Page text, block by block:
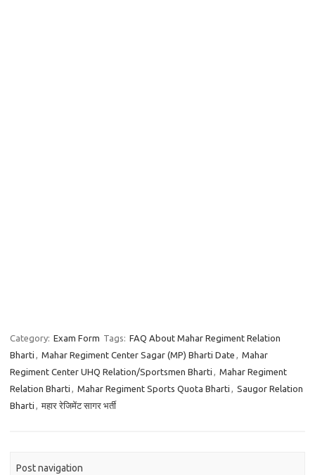
Category: Exam Form Tags: FAQ About Mahar Regiment Relation
Bharti , Mahar Regiment Center Sagar (MP) Bharti Date , Mahar
Regiment Center UHQ Relation/Sportsmen Bharti , Mahar Regiment
Relation Bharti , Mahar Regiment Sports Quota Bharti , Saugor Relation
Bharti , महार रेजिमेंट सागर भर्ती
Post navigation